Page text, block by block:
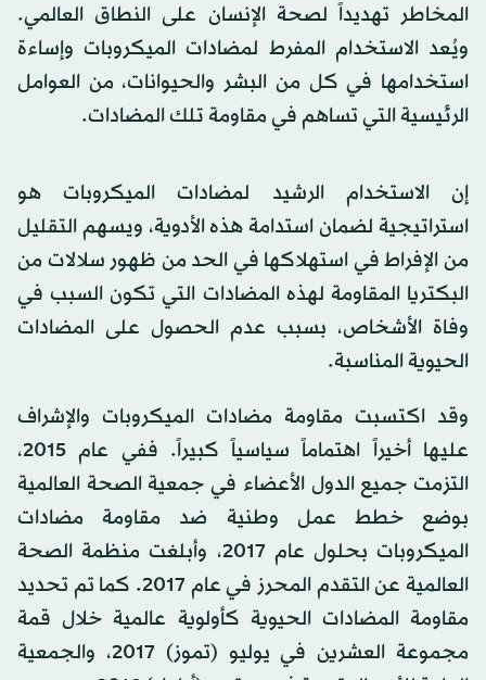
المخاطر تهديداً لصحة الإنسان على النطاق العالمي.
ويُعد الاستخدام المفرط لمضادات الميكروبات وإساءة
استخدامها في كل من البشر والحيوانات، من العوامل
الرئيسية التي تساهم في مقاومة تلك المضادات.
إن الاستخدام الرشيد لمضادات الميكروبات هو
استراتيجية لضمان استدامة هذه الأدوية، ويسهم التقليل
من الإفراط في استهلاكها في الحد من ظهور سلالات من
البكتريا المقاومة لهذه المضادات التي تكون السبب في
وفاة الأشخاص، بسبب عدم الحصول على المضادات
الحيوية المناسبة.
وقد اكتسبت مقاومة مضادات الميكروبات والإشراف
عليها أخيراً اهتماماً سياسياً كبيراً. ففي عام 2015،
التزمت جميع الدول الأعضاء في جمعية الصحة العالمية
بوضع خطط عمل وطنية ضد مقاومة مضادات
الميكروبات بحلول عام 2017، وأبلغت منظمة الصحة
العالمية عن التقدم المحرز في عام 2017. كما تم تحديد
مقاومة المضادات الحيوية كأولوية عالمية خلال قمة
مجموعة العشرين في يوليو (تموز) 2017، والجمعية